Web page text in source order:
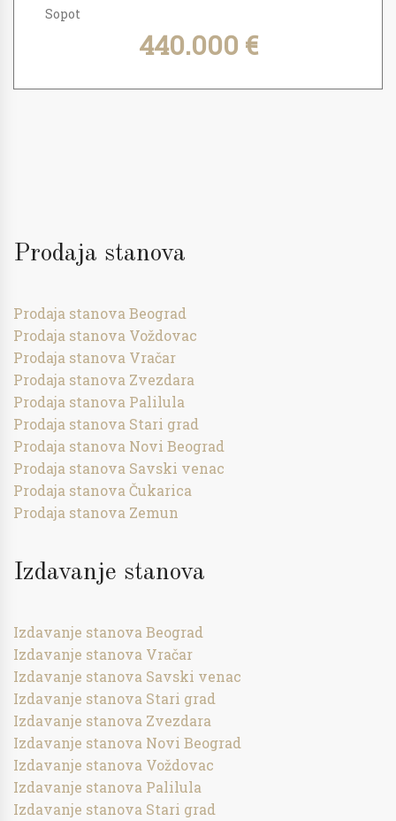
Sopot
440.000 €
Prodaja stanova
Prodaja stanova Beograd
Prodaja stanova Voždovac
Prodaja stanova Vračar
Prodaja stanova Zvezdara
Prodaja stanova Palilula
Prodaja stanova Stari grad
Prodaja stanova Novi Beograd
Prodaja stanova Savski venac
Prodaja stanova Čukarica
Prodaja stanova Zemun
Izdavanje stanova
Izdavanje stanova Beograd
Izdavanje stanova Vračar
Izdavanje stanova Savski venac
Izdavanje stanova Stari grad
Izdavanje stanova Zvezdara
Izdavanje stanova Novi Beograd
Izdavanje stanova Voždovac
Izdavanje stanova Palilula
Izdavanje stanova Stari grad